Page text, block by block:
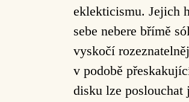
eklekticismu. Jejich
sebe nebere břímě
vyskočí
v podobě
disku lze poslouchat